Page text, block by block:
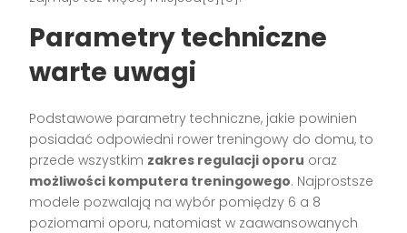
Parametry techniczne
warte uwagi
Podstawowe parametry techniczne, jakie powinien
posiadać odpowiedni rower treningowy do domu, to
przede wszystkim zakres regulacji oporu oraz
możliwości komputera treningowego. Najprostsze
modele pozwalają na wybór pomiędzy 6 a 8
poziomami oporu, natomiast w zaawansowanych